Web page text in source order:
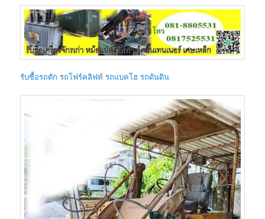
รับซื้อรถตัก รถโฟร์คลิฟท์ รถแบคโฮ รถดันดิน